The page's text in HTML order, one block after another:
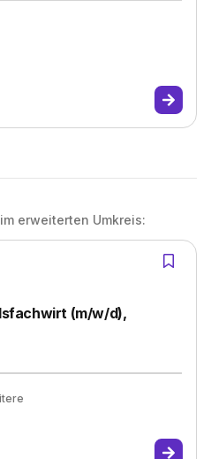
erweiterten Umkreis:
(m/w/d),